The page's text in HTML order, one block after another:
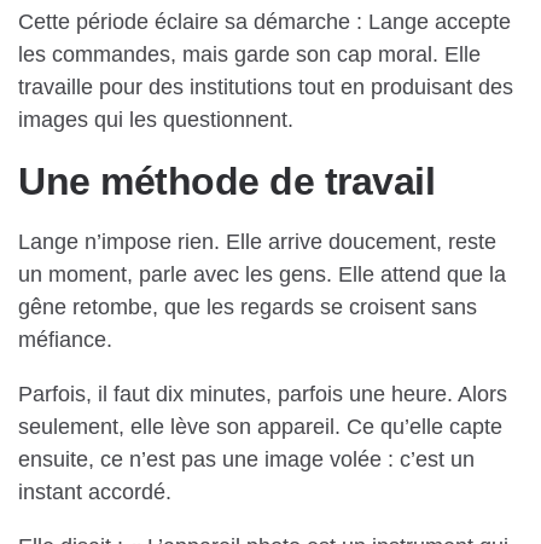
Cette période éclaire sa démarche : Lange accepte
les commandes, mais garde son cap moral. Elle
travaille pour des institutions tout en produisant des
images qui les questionnent.
Une méthode de travail
Lange n’impose rien. Elle arrive doucement, reste
un moment, parle avec les gens. Elle attend que la
gêne retombe, que les regards se croisent sans
méfiance.
Parfois, il faut dix minutes, parfois une heure. Alors
seulement, elle lève son appareil. Ce qu’elle capte
ensuite, ce n’est pas une image volée : c’est un
instant accordé.